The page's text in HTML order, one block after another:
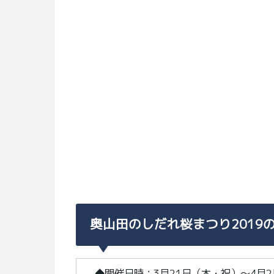
奥山田のしだれ桜まつり2019